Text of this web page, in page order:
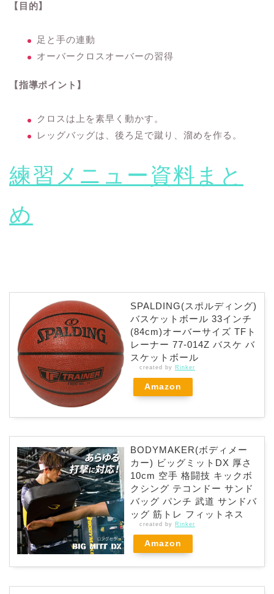
【目的】
足と手の連動
オーバークロスオーバーの習得
【指導ポイント】
クロスは上を素早く動かす。
レッグバッグは、後ろ足で蹴り、溜めを作る。
練習メニュー資料まと
め
SPALDING(スポルディング)
バスケットボール 33インチ
(84cm)オーバーサイズ TFト
レーナー 77-014Z バスケ バ
スケットボール
created by Rinker
Amazon
BODYMAKER(ボディメー
カー) ビッグミットDX 厚さ
10cm 空手 格闘技 キックボ
クシング テコンドー サンド
バッグ パンチ 武道 サンドバ
ッグ 筋トレ フィットネス
created by Rinker
Amazon